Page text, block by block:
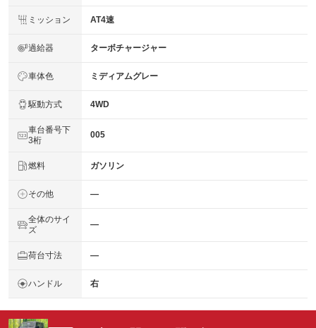
ミッション AT4速
過給器 ターボチャージャー
車体色 ミディアムグレー
駆動方式 4WD
車台番号下
3桁
005
燃料 ガソリン
その他 ―
全体のサイ
ズ
―
荷台寸法 ―
ハンドル 右